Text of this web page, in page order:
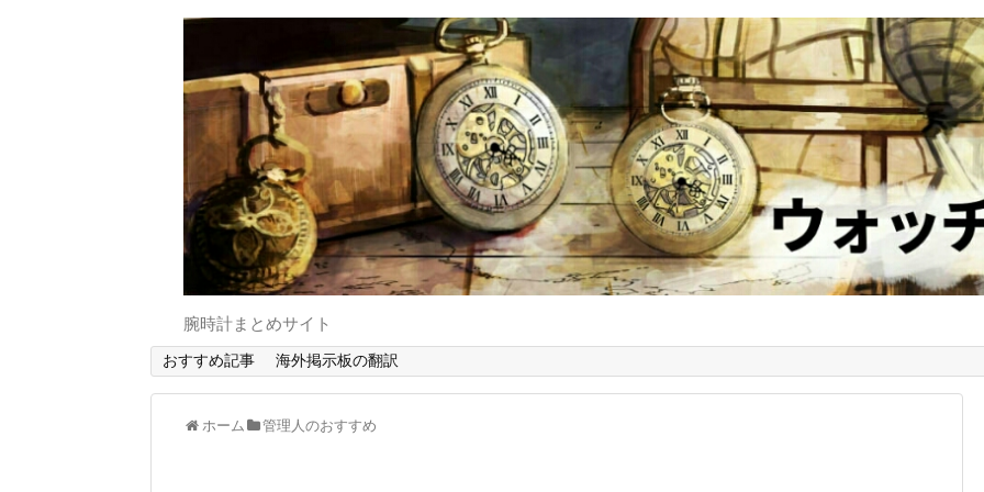
腕時計まとめサイト
おすすめ記事 海外掲示板の翻訳
ホーム 管理人のおすすめ